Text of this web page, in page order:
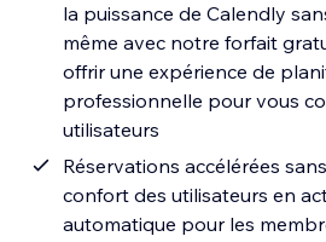
la puissance de Calendly
même avec notre forfait
offrir une expérience de
professionnelle pour vous
utilisateurs
Réservations accélérées
confort des utilisateurs en
automatique pour les